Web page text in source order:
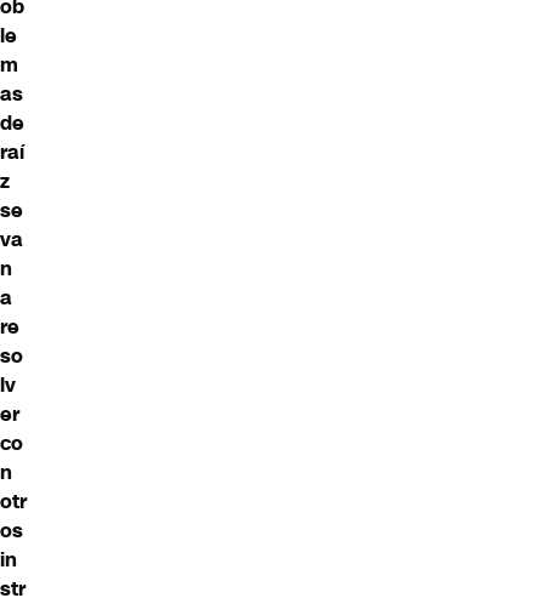
ob
le
m
as
de
raí
z
se
va
n
a
re
so
lv
er
co
n
otr
os
in
str